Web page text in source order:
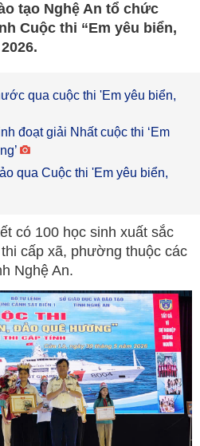
tạo Nghệ An tổ chức
Cuộc thi “Em yêu biển,
qua cuộc thi 'Em yêu biển,
đoạt giải Nhất cuộc thi ‘Em
qua Cuộc thi 'Em yêu biển,
có 100 học sinh xuất sắc
cấp xã, phường thuộc các
Nghệ An.